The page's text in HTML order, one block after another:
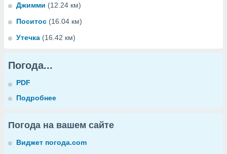
Джимми (12.24 км)
Поситос (16.04 км)
Утечка (16.42 км)
Погода...
PDF
Подробнее
Погода на вашем сайте
Виджет погода.com